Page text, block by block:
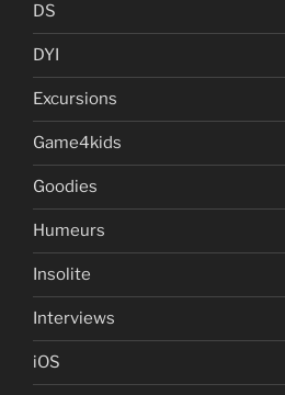
DS
DYI
Excursions
Game4kids
Goodies
Humeurs
Insolite
Interviews
iOS